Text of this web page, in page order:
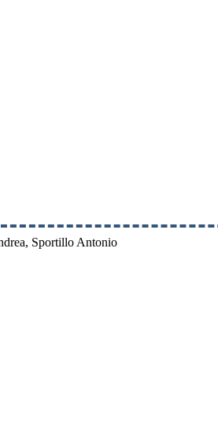
Sportillo Antonio